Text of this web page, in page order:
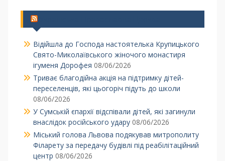
Відійшла до Господа настоятелька Крупицького
Свято-Миколаївського жіночого монастиря
ігуменя Дорофея 08/06/2026
Триває благодійна акція на підтримку дітей-
переселенців, які цьогоріч підуть до школи
08/06/2026
У Сумській єпархії відспівали дітей, які загинули
внаслідок російського удару 08/06/2026
Міський голова Львова подякував митрополиту
Філарету за передачу будівлі під реабілітаційний
центр 08/06/2026